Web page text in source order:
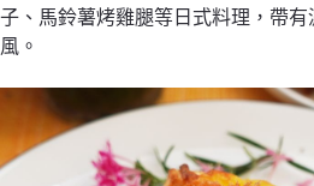
子、馬鈴薯烤雞腿等日式料理，帶有
風。